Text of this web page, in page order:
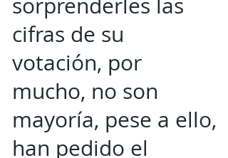
sorprenderles las
cifras de su
votación, por
mucho, no son
mayoría, pese a ello,
han pedido el